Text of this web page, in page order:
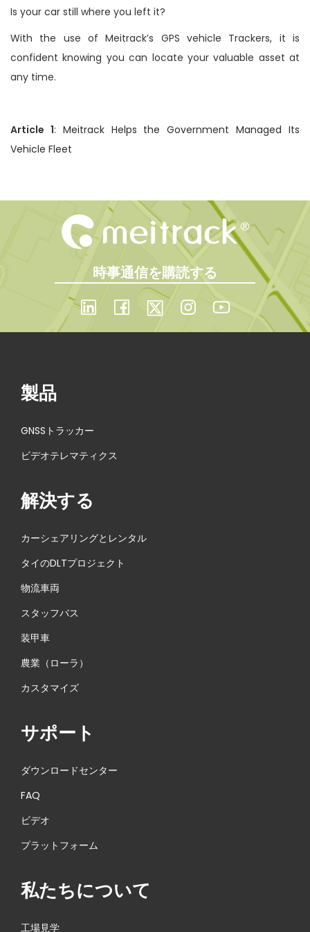
n
Is your car still where you left it?
With the use of Meitrack’s GPS vehicle Trackers, it is
confident knowing you can locate your valuable asset at
any time.
Article 1: Meitrack Helps the Government Managed Its
Vehicle Fleet
時事通信を購読する
製品
GNSSトラッカー
ビデオテレマティクス
解決する
カーシェアリングとレンタル
タイのDLTプロジェクト
物流車両
スタッフバス
装甲車
農業（ローラ）
カスタマイズ
サポート
ダウンロードセンター
FAQ
ビデオ
プラットフォーム
私たちについて
工場見学